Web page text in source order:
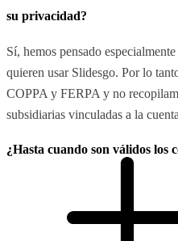
su privacidad?
Sí, hemos pensado
quieren usar Slidesgo. Por lo
COPPA y FERPA y no
subsidiarias vinculadas a la
¿Hasta cuando son válidos los